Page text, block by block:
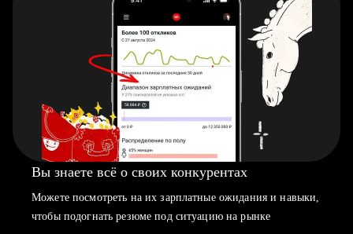
Вы знаете всё о своих конкурентах
Можете посмотреть на их зарплатные ожидания и навыки,
чтобы подогнать резюме под ситуацию на рынке